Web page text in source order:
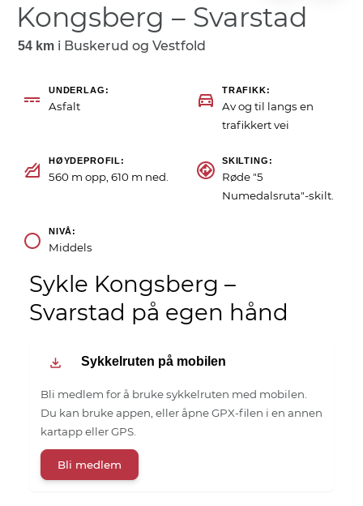
Kongsberg – Svarstad
54 kmi Buskerud og Vestfold
UNDERLAG
Asfalt
TRAFIKK
Av og til langs en
trafikkert vei
HØYDEPROFIL
560 m opp, 610 m ned.
SKILTING
Røde "5
Numedalsruta"-skilt.
NIVÅ
Middels
Sykle Kongsberg –
Svarstad på egen hånd
Sykkelruten på mobilen
Bli medlem for å bruke sykkelruten med mobilen.
Du kan bruke appen, eller åpne GPX-filen i en annen
kartapp eller GPS.
Bli medlem